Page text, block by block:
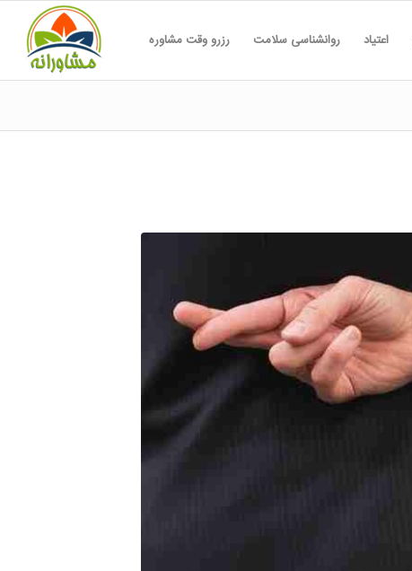
اعتیاد روانشناسی سلامت رزرو وقت مشاوره